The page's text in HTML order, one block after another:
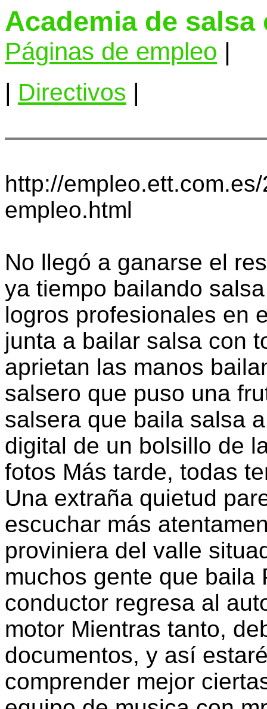
Academia de salsa
Páginas de empleo |
Directivos
http://
empleo.html
No llegó a ganarse el
ya tiempo bailando
logros profesionales en
junta a bailar salsa con
aprietan las manos
salsero que puso una
salsera que baila salsa
digital de un bolsillo de
fotos Más tarde, todas
Una extraña quietud
escuchar más
proviniera del valle
muchos gente que baila
conductor regresa al
motor Mientras tanto,
documentos, y así
comprender mejor